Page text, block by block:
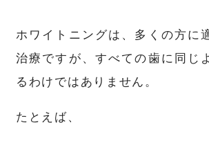
ホワイトニングは、多くの方に
治療ですが、すべての歯に同じ
るわけではありません。
たとえば、